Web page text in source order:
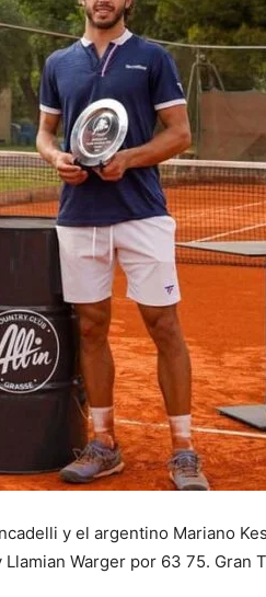
y el argentino Mariano
Warger por 63 75. Gran